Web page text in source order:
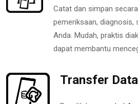
Catat dan simpan
pemeriksaan, diagnosis,
Anda. Mudah, praktis
dapat membantu
Transfer